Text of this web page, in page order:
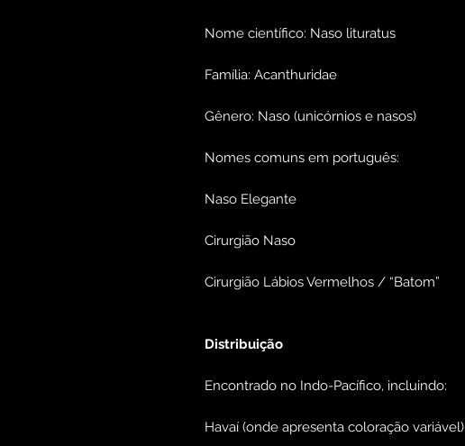
Nome científico: Naso lituratus
Família: Acanthuridae
Gênero: Naso (unicórnios e nasos)
Nomes comuns em português:
Naso Elegante
Cirurgião Naso
Cirurgião Lábios Vermelhos / “Batom”
Distribuição
Encontrado no Indo-Pacífico, incluindo:
Havaí (onde apresenta coloração variável)